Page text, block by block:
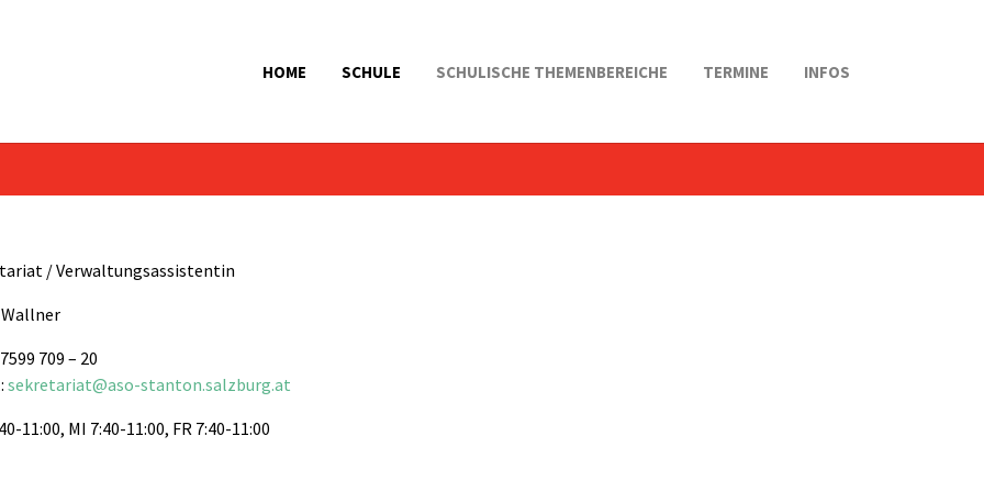
HOME SCHULE SCHULISCHE THEMENBEREICHE TERMINE INFOS
/ Verwaltungsassistentin
709 – 20
sekretariat@aso-stanton.salzburg.at
11:00, MI 7:40-11:00, FR 7:40-11:00